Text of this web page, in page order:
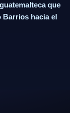
que
Barrios hacia el